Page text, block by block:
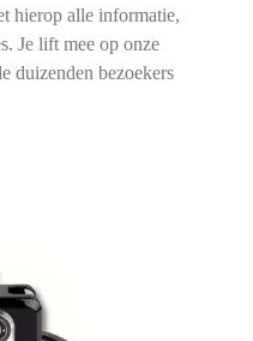
hierop alle informatie,
Je lift mee op onze
duizenden bezoekers